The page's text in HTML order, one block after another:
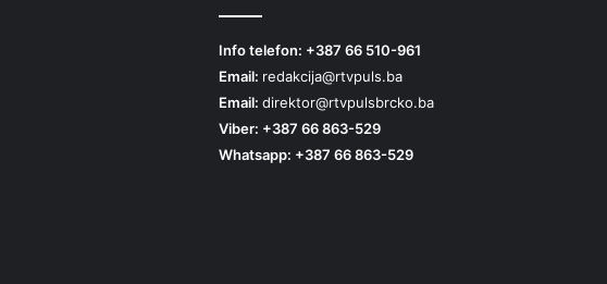
Info telefon: +387 66 510-961
Email: redakcija@rtvpuls.ba
Email: direktor@rtvpulsbrcko.ba
Viber: +387 66 863-529
Whatsapp: +387 66 863-529